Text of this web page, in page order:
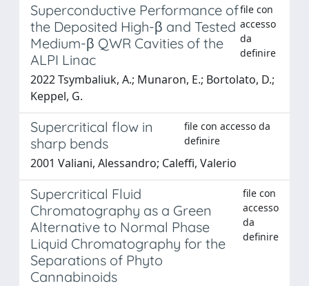
Superconductive Performance of
the Deposited High-β and Tested
Medium-β QWR Cavities of the
ALPI Linac
file con
accesso
da
definire
2022 Tsymbaliuk, A.; Munaron, E.; Bortolato, D.;
Keppel, G.
Supercritical flow in
sharp bends
file con accesso da
definire
2001 Valiani, Alessandro; Caleffi, Valerio
Supercritical Fluid
Chromatography as a Green
Alternative to Normal Phase
Liquid Chromatography for the
Separations of Phyto
Cannabinoids
file con
accesso
da
definire